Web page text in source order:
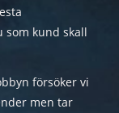
som kund skall
försöker vi
men tar